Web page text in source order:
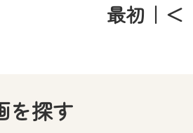
最初 ｜＜
を探す